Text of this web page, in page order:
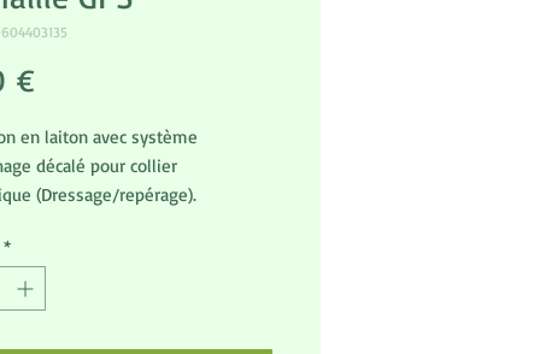
€
en laiton avec système
décalé pour collier
(Dressage/repérage).
et l'abîme.
Française.
*